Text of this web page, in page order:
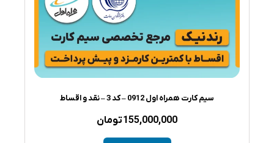
سیم کارت همراه اول 0912 – کد 3 – نقد و اقساط
155,000,000تومان